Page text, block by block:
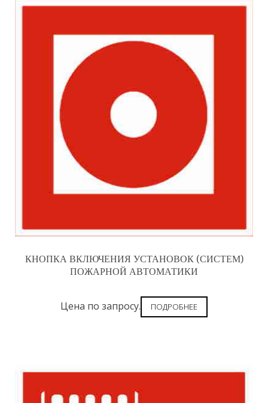
КНОПКА ВКЛЮЧЕНИЯ УСТАНОВОК (СИСТЕМ)
ПОЖАРНОЙ АВТОМАТИКИ
Цена по запросу. ПОДРОБНЕЕ